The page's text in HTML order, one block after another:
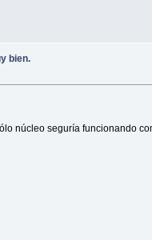
bien.
núcleo seguría funcionando